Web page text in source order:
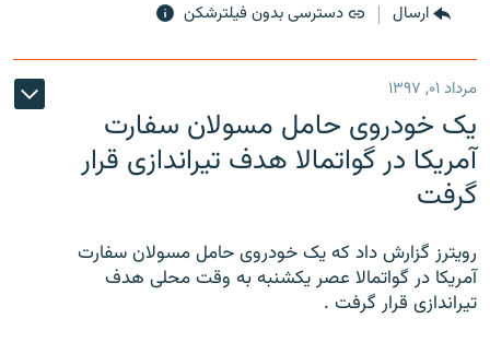
ارسال دسترسی بدون فیلترشکن
مرداد ۰۱, ۱۳۹۷
یک خودروی حامل مسولان سفارت
آمریکا در گواتمالا هدف تیراندازی قرار
گرفت
رویترز گزارش داد که یک خودروی حامل مسولان سفارت
آمریکا در گواتمالا عصر یکشنبه به وقت محلی هدف
تیراندازی قرار گرفت .